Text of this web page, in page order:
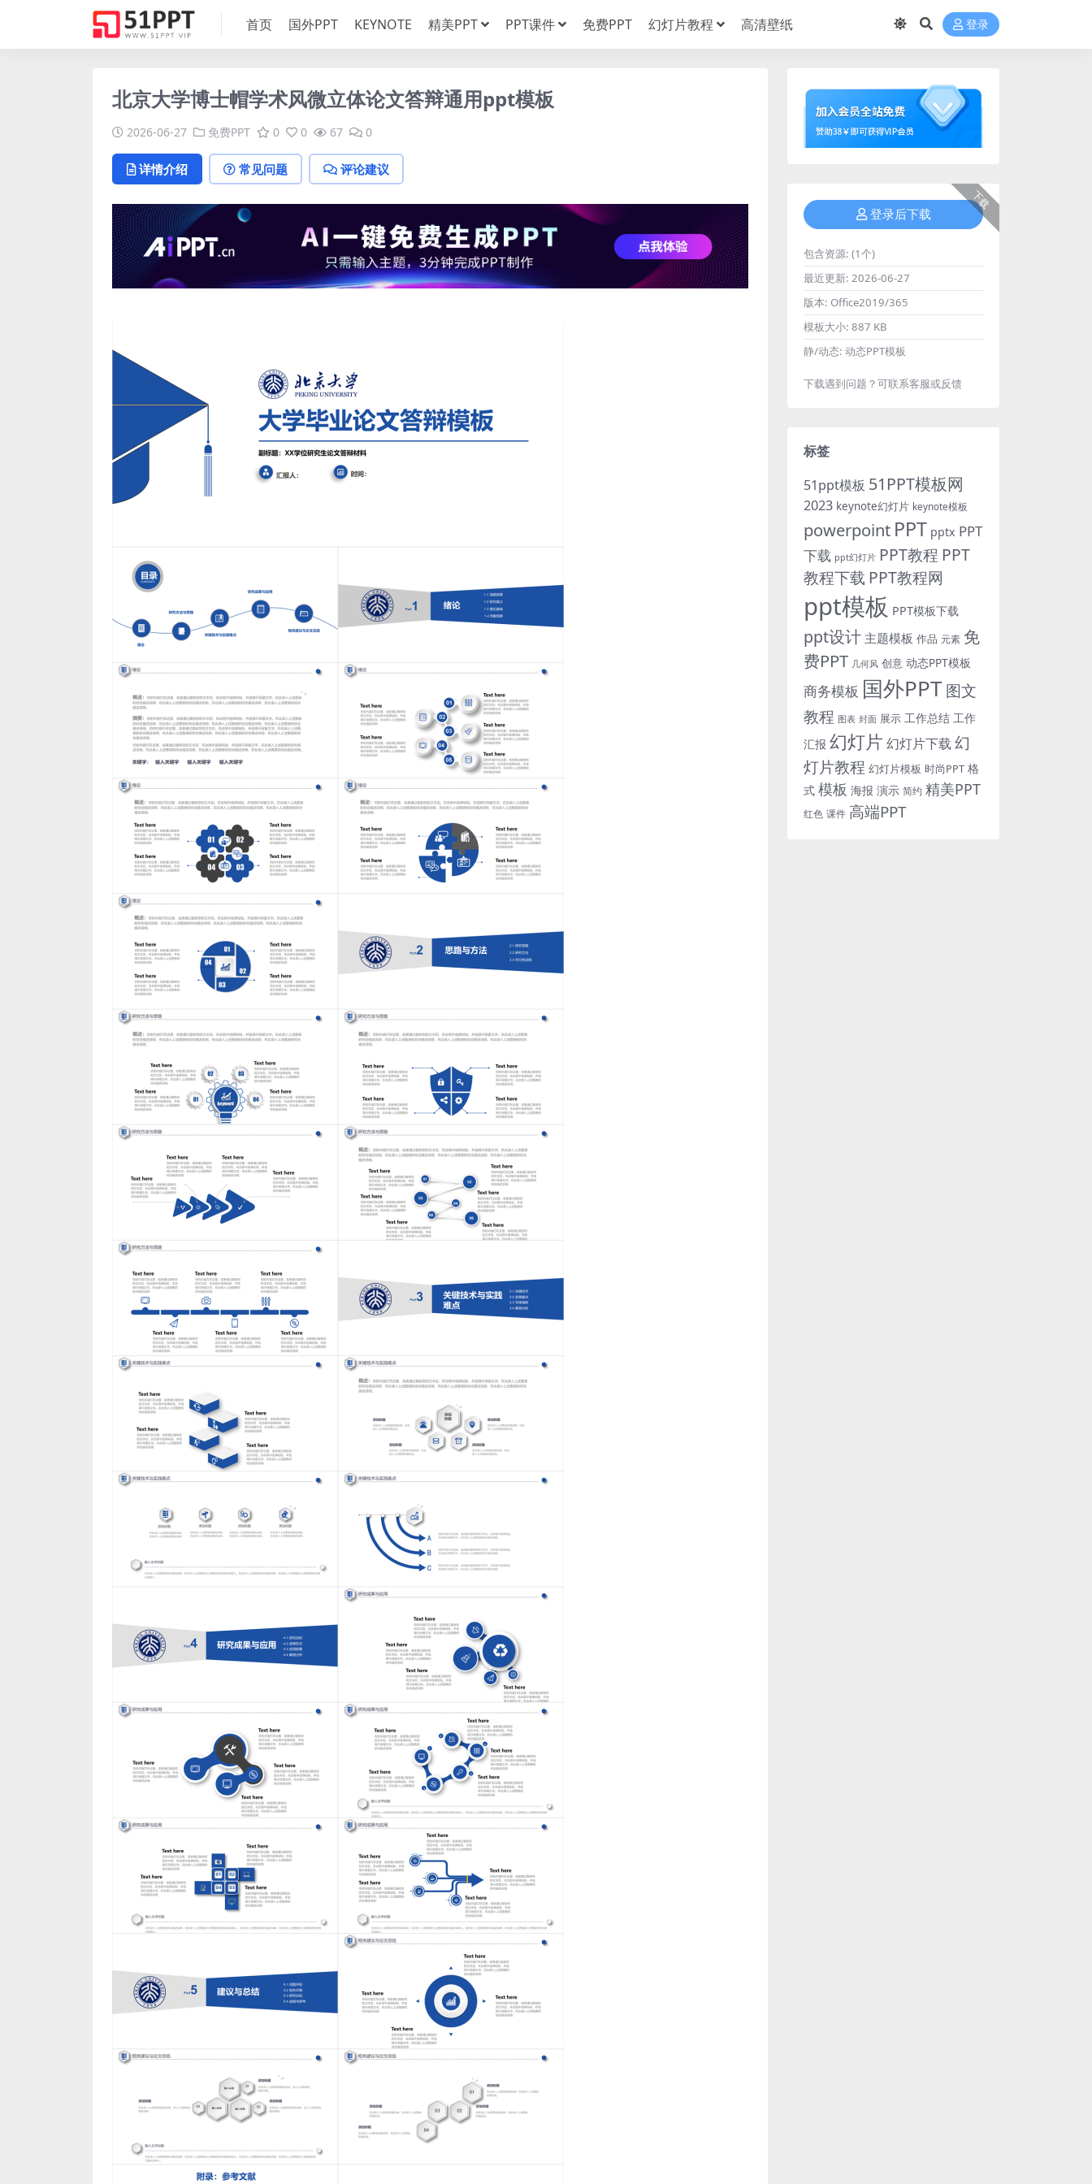
首页 国外PPT KEYNOTE 精美PPT PPT课件 免费PPT 幻灯片教程 高清壁纸 登录
北京大学博士帽学术风微立体论文答辩通用ppt模板
2026-06-27 免费PPT 0 0 67 0
详情介绍 常见问题 评论建议
下载
登录后下载
包含资源: (1个)
最近更新: 2026-06-27
版本: Office2019/365
模板大小: 887 KB
静/动态: 动态PPT模板
下载遇到问题？可联系客服或反馈
标签
51ppt模板 51PPT模板网
2023 keynote幻灯片 keynote模板
powerpoint PPT pptx PPT
下载 ppt幻灯片 PPT教程 PPT
教程下载 PPT教程网
ppt模板 PPT模板下载
ppt设计 主题模板 作品 元素 免
费PPT 几何风 创意 动态PPT模板
商务模板 国外PPT图文
教程 图表 封面 展示 工作总结 工作
汇报 幻灯片 幻灯片下载 幻
灯片教程 幻灯片模板 时尚PPT 格
式 模板 海报 演示 简约 精美PPT
红色 课件 高端PPT